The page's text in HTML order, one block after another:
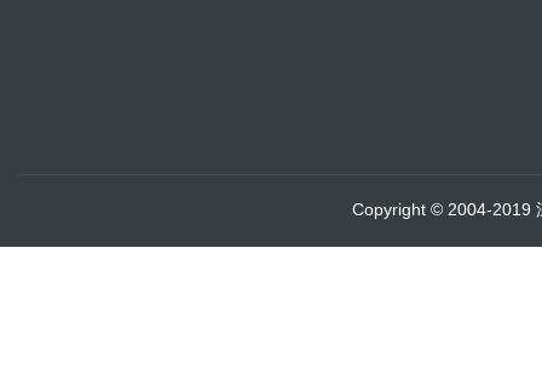
Copyright © 2004-2019